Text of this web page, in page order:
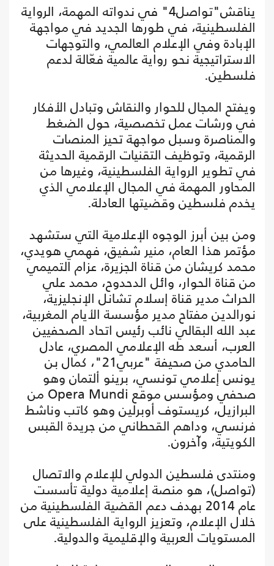
يناقش"تواصل4" في ندواته المهمة، الرواية
الفلسطينية، في طورها الجديد في مواجهة
الإبادة وفي الإعلام العالمي، والتوجهات
الاستراتيجية نحو رواية عالمية فعّالة لدعم
فلسطين.
ويفتح المجال للحوار والنقاش وتبادل الأفكار
في ورشات عمل تخصصية، حول الضغط
والمناصرة وسبل مواجهة تحيز المنصات
الرقمية، وتوظيف التقنيات الرقمية الحديثة
في تطوير الرواية الفلسطينية، وغيرها من
المحاور المهمة في المجال الإعلامي الذي
يخدم فلسطين وقضيتها العادلة.
ومن بين أبرز الوجوه الإعلامية التي ستشهد
مؤتمر هذا العام، منير شفيق، فهمي هويدي،
محمد كريشان من قناة الجزيرة، عزام التميمي
من قناة الحوار، وائل الدحدوح، محمد علي
الحراث مدير قناة إسلام تشانل الإنجليزية،
نورالدين مفتاح مدير مؤسسة الأيام المغربية،
عبد الله البقالي نائب رئيس اتحاد الصحفيين
العرب، أسعد طه الإعلامي المصري، عادل
الحامدي من صحيفة "عربي21"، كمال بن
يونس إعلامي تونسي، برينو ألتمان وهو
صحفي ومؤسس موقع Opera Mundi من
البرازيل، كريستوف أوبرلين وهو كاتب وناشط
فرنسي، وداهم القحطاني من جريدة القبس
الكويتية، وآخرون.
ومنتدى فلسطين الدولي للإعلام والاتصال
(تواصل)، هو منصة إعلامية دولية تأسست
عام 2014 بهدف دعم القضية الفلسطينية من
خلال الإعلام، وتعزيز الرواية الفلسطينية على
المستويات العربية والإقليمية والدولية.